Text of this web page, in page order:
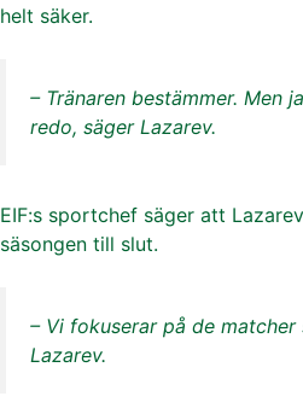
helt säker.
– Tränaren bestämmer. Men
redo, säger Lazarev.
EIF:s sportchef säger att
säsongen till slut.
– Vi fokuserar på de matcher
Lazarev.